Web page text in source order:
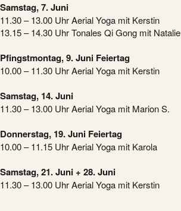
Samstag, 7. Juni
11.30 – 13.00 Uhr Aerial Yoga mit Kerstin
13.15 – 14.30 Uhr Tonales Qi Gong mit Natalie
Pfingstmontag, 9. Juni Feiertag
10.00 – 11.30 Uhr Aerial Yoga mit Kerstin
Samstag, 14. Juni
11.30 – 13.00 Uhr Aerial Yoga mit Marion S.
Donnerstag, 19. Juni Feiertag
10.00 – 11.15 Uhr Aerial Yoga mit Karola
Samstag, 21. Juni + 28. Juni
11.30 – 13.00 Uhr Aerial Yoga mit Kerstin